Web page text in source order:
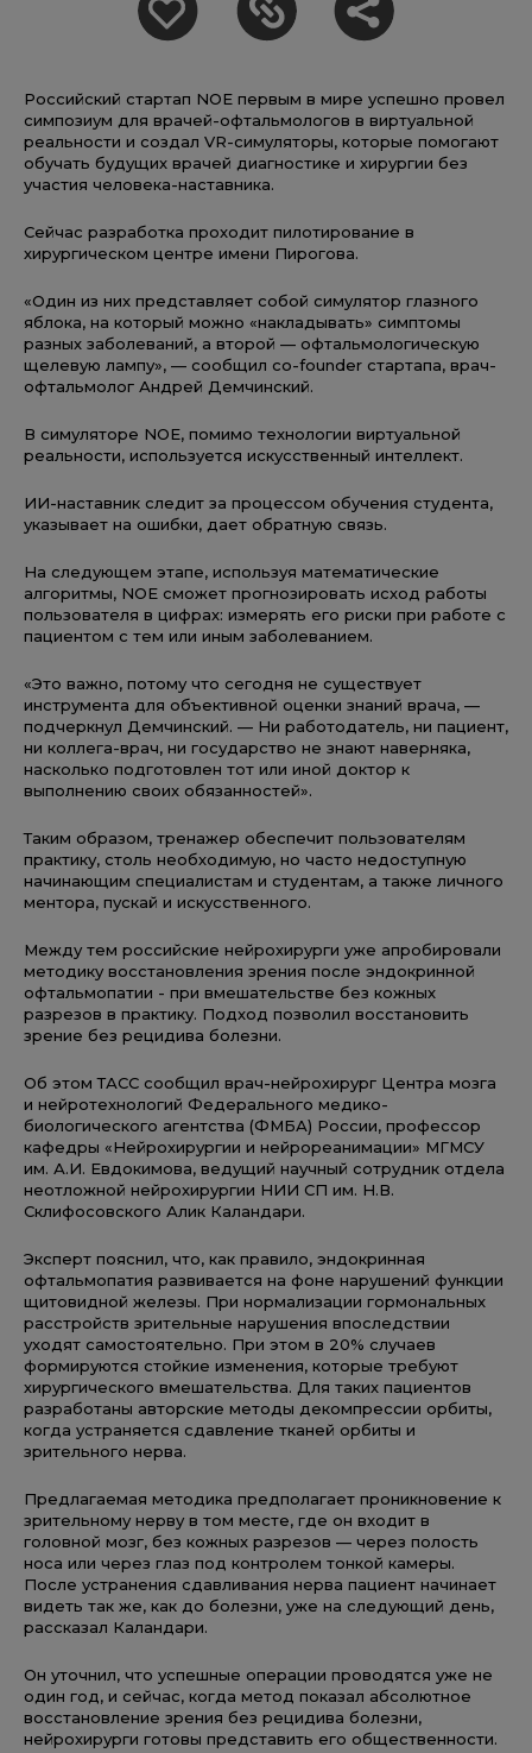
Российский стартап NOE первым в мире успешно провел
симпозиум для врачей-офтальмологов в виртуальной
реальности и создал VR-симуляторы, которые помогают
обучать будущих врачей диагностике и хирургии без
участия человека-наставника.
Сейчас разработка проходит пилотирование в
хирургическом центре имени Пирогова.
«Один из них представляет собой симулятор глазного
яблока, на который можно «накладывать» симптомы
разных заболеваний, а второй — офтальмологическую
щелевую лампу», — сообщил co-founder стартапа, врач-
офтальмолог Андрей Демчинский.
В симуляторе NOE, помимо технологии виртуальной
реальности, используется искусственный интеллект.
ИИ-наставник следит за процессом обучения студента,
указывает на ошибки, дает обратную связь.
На следующем этапе, используя математические
алгоритмы, NOE сможет прогнозировать исход работы
пользователя в цифрах: измерять его риски при работе с
пациентом с тем или иным заболеванием.
«Это важно, потому что сегодня не существует
инструмента для объективной оценки знаний врача, —
подчеркнул Демчинский. — Ни работодатель, ни пациент,
ни коллега-врач, ни государство не знают наверняка,
насколько подготовлен тот или иной доктор к
выполнению своих обязанностей».
Таким образом, тренажер обеспечит пользователям
практику, столь необходимую, но часто недоступную
начинающим специалистам и студентам, а также личного
ментора, пускай и искусственного.
Между тем российские нейрохирурги уже апробировали
методику восстановления зрения после эндокринной
офтальмопатии - при вмешательстве без кожных
разрезов в практику. Подход позволил восстановить
зрение без рецидива болезни.
Об этом ТАСС сообщил врач-нейрохирург Центра мозга
и нейротехнологий Федерального медико-
биологического агентства (ФМБА) России, профессор
кафедры «Нейрохирургии и нейрореанимации» МГМСУ
им. А.И. Евдокимова, ведущий научный сотрудник отдела
неотложной нейрохирургии НИИ СП им. Н.В.
Склифосовского Алик Каландари.
Эксперт пояснил, что, как правило, эндокринная
офтальмопатия развивается на фоне нарушений функции
щитовидной железы. При нормализации гормональных
расстройств зрительные нарушения впоследствии
уходят самостоятельно. При этом в 20% случаев
формируются стойкие изменения, которые требуют
хирургического вмешательства. Для таких пациентов
разработаны авторские методы декомпрессии орбиты,
когда устраняется сдавление тканей орбиты и
зрительного нерва.
Предлагаемая методика предполагает проникновение к
зрительному нерву в том месте, где он входит в
головной мозг, без кожных разрезов — через полость
носа или через глаз под контролем тонкой камеры.
После устранения сдавливания нерва пациент начинает
видеть так же, как до болезни, уже на следующий день,
рассказал Каландари.
Он уточнил, что успешные операции проводятся уже не
один год, и сейчас, когда метод показал абсолютное
восстановление зрения без рецидива болезни,
нейрохирурги готовы представить его общественности.